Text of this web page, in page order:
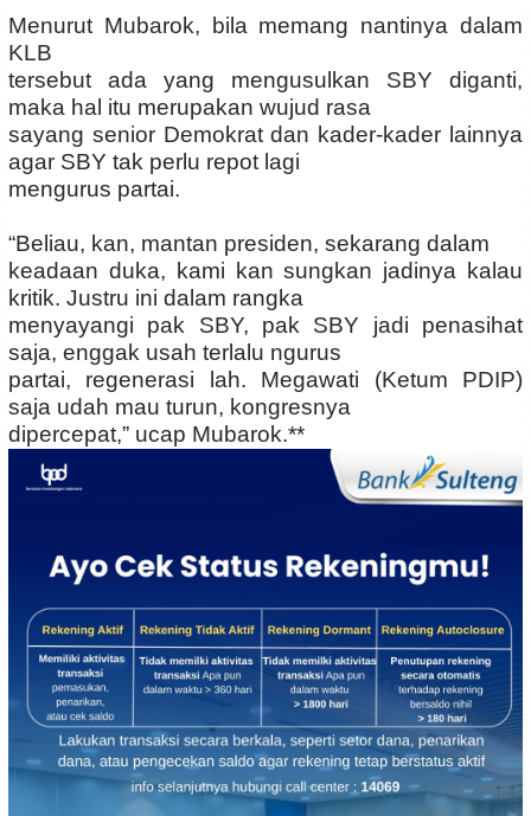
Menurut Mubarok, bila memang nantinya dalam
KLB
tersebut ada yang mengusulkan SBY diganti,
maka hal itu merupakan wujud rasa
sayang senior Demokrat dan kader-kader lainnya
agar SBY tak perlu repot lagi
mengurus partai.
“Beliau, kan, mantan presiden, sekarang dalam
keadaan duka, kami kan sungkan jadinya kalau
kritik. Justru ini dalam rangka
menyayangi pak SBY, pak SBY jadi penasihat
saja, enggak usah terlalu ngurus
partai, regenerasi lah. Megawati (Ketum PDIP)
saja udah mau turun, kongresnya
dipercepat,” ucap Mubarok.**